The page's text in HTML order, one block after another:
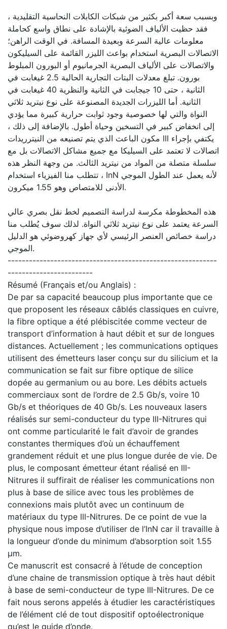
وبسبب سعة أكبر بكثير من شبكات الكابلات النحاسية التقليدية ،
فقد حظيت الألياف الضوئية بالإشادة على نطاق واسع كحاملة
معلومات عالية السرعة وبعيدة المسافة. في الوقت الراهن؛
الاتصالات البصرية استخدام بواعث الليزر القائمة على السيليكون
والاتصالات على الألياف البصرية الجرمانيوم أو البورون المبلوط
بورون. تبلغ معدلات البتات التجارية الحالية 2.5 غيغابت في
الثانية ، حتى 10 جيجابت في الثانية والنظرية 40 غيغابت في
الثانية. أما الليزرات الجديدة المصنوعة على نوع نيتريد ثلاثي
النواة والتي لها خصوصية وجود ثوابت حرارية كبيرة مما يؤدي
إلى انخفاض كبير في التسخين وحياة أطول. بالإضافة إلى ذلك ،
مكون الباعث الذي يتم تصنيعه من النيترريدات III يكتفي بإجراء
اتصالات لا تعتمد على السيليكا مع جميع مشاكل الاتصالات بل مع
سلسلة متصلة من المواد من نيتريد الثالث. من وجهة النظر هذه
، تتطلب منا الفيزياء استخدام InN لأنه يعمل عند الطول الموجي
الأدنى للامتصاص وهو 1.55 ميكرون.
هذه المخطوطة مكرسة لدراسة التصميم لخط نقل بصري عالي
السرعة يعتمد على نوع نيتريد ثلاثي النواة. لذلك سوف يُطلب منا
دراسة خصائص العنصر الرئيسي لأي جهاز كهروضوئي هو الدليل
الموجي.
-----------------------------------------------------------
------------------------
Résumé (Français et/ou Anglais) :
De par sa capacité beaucoup plus importante que ce
que proposent les réseaux câblés classiques en cuivre,
la fibre optique a été plébiscitée comme vecteur de
transport d’information à haut débit et sur de longues
distances. Actuellement ; les communications optiques
utilisent des émetteurs laser conçu sur du silicium et la
communication se fait sur fibre optique de silice
dopée au germanium ou au bore. Les débits actuels
commerciaux sont de l’ordre de 2.5 Gb/s, voire 10
Gb/s et théoriques de 40 Gb/s. Les nouveaux lasers
réalisés sur semi-conducteur du type III-Nitrures qui
ont comme particularité le fait d’avoir de grandes
constantes thermiques d’où un échauffement
grandement réduit et une plus longue durée de vie. De
plus, le composant émetteur étant réalisé en III-
Nitrures il suffirait de réaliser les communications non
plus à base de silice avec tous les problèmes de
connexions mais plutôt avec un continuum de
matériaux du type III-Nitrures. De ce point de vue la
physique nous impose d’utiliser de l’InN car il travaille à
la longueur d’onde du minimum d’absorption soit 1.55
µm.
Ce manuscrit est consacré à l’étude de conception
d’une chaine de transmission optique à très haut débit
à base de semi-conducteur de type III-Nitrures. De ce
fait nous serons appelés à étudier les caractéristiques
de l’élément clé de tout dispositif optoélectronique
qu’est le guide d’onde.